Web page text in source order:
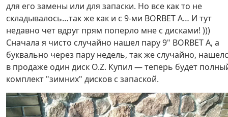
для его замены или для запаски. Но все как то не
складывалось…так же как и с 9-ми BORBET A… И тут
недавно чет вдруг прям поперло мне с дисками! )))
Сначала я чисто случайно нашел пару 9" BORBET A, а
буквально через пару недель, так же случайно,
в продаже один диск O.Z. Купил — теперь будет
комплект "зимних" дисков с запаской.